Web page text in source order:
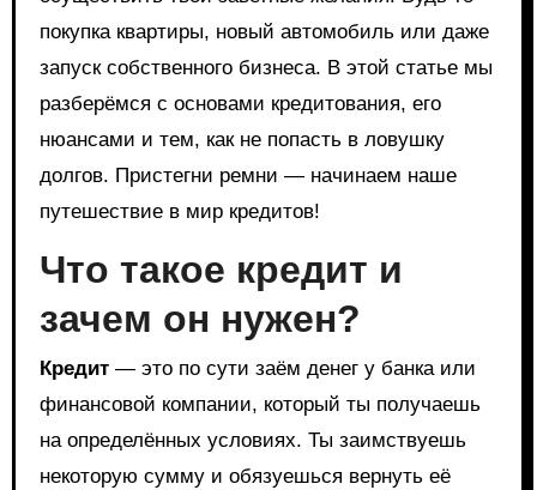
покупка квартиры, новый автомобиль или даже
запуск собственного бизнеса. В этой статье мы
разберёмся с основами кредитования, его
нюансами и тем, как не попасть в ловушку
долгов. Пристегни ремни — начинаем наше
путешествие в мир кредитов!
Что такое кредит и
зачем он нужен?
Кредит— это по сути заём денег у банка или
финансовой компании, который ты получаешь
на определённых условиях. Ты заимствуешь
некоторую сумму и обязуешься вернуть её